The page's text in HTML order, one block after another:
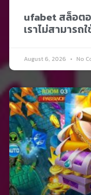
ufabet สล็อต
เราไม่สามารถ
August 6, 2026 No